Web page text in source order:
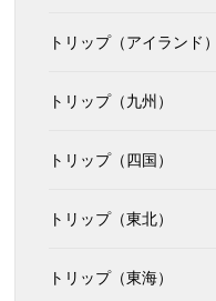
トリップ（アイランド）
トリップ（九州）
トリップ（四国）
トリップ（東北）
トリップ（東海）